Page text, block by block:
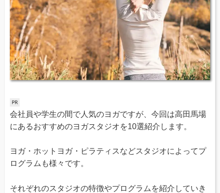
会社員や学生の間で人気のヨガですが、今回は高田馬場
にあるおすすめのヨガスタジオを10選紹介します。
ヨガ・ホットヨガ・ピラティスなどスタジオによってプ
ログラムも様々です。
それぞれのスタジオの特徴やプログラムを紹介していき